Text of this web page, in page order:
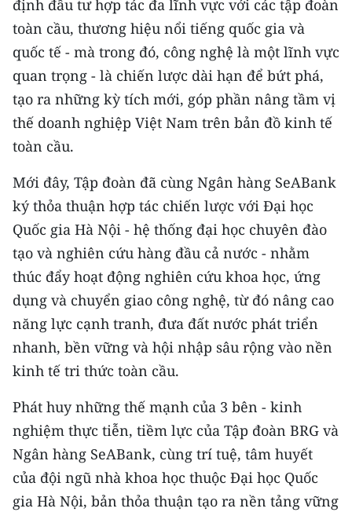
định đầu tư hợp tác đa lĩnh vực với các tập đoàn
toàn cầu, thương hiệu nổi tiếng quốc gia và
quốc tế - mà trong đó, công nghệ là một lĩnh vực
quan trọng - là chiến lược dài hạn để bứt phá,
tạo ra những kỳ tích mới, góp phần nâng tầm vị
thế doanh nghiệp Việt Nam trên bản đồ kinh tế
toàn cầu.
Mới đây, Tập đoàn đã cùng Ngân hàng SeABank
ký thỏa thuận hợp tác chiến lược với Đại học
Quốc gia Hà Nội - hệ thống đại học chuyên đào
tạo và nghiên cứu hàng đầu cả nước - nhằm
thúc đẩy hoạt động nghiên cứu khoa học, ứng
dụng và chuyển giao công nghệ, từ đó nâng cao
năng lực cạnh tranh, đưa đất nước phát triển
nhanh, bền vững và hội nhập sâu rộng vào nền
kinh tế tri thức toàn cầu.
Phát huy những thế mạnh của 3 bên - kinh
nghiệm thực tiễn, tiềm lực của Tập đoàn BRG và
Ngân hàng SeABank, cùng trí tuệ, tâm huyết
của đội ngũ nhà khoa học thuộc Đại học Quốc
gia Hà Nội, bản thỏa thuận tạo ra nền tảng vững